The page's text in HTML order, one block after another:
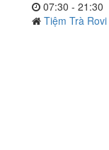
07:30 - 21:30
Tiệm Trà Rovi